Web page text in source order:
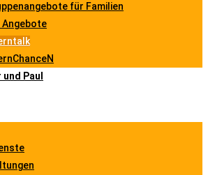
für Familien
Paul